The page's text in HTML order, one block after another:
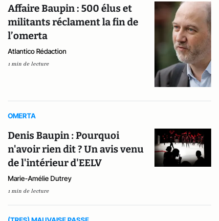
Affaire Baupin : 500 élus et
militants réclament la fin de
l’omerta
Atlantico Rédaction
1 min de lecture
OMERTA
Denis Baupin : Pourquoi
n'avoir rien dit ? Un avis venu
de l'intérieur d'EELV
Marie-Amélie Dutrey
1 min de lecture